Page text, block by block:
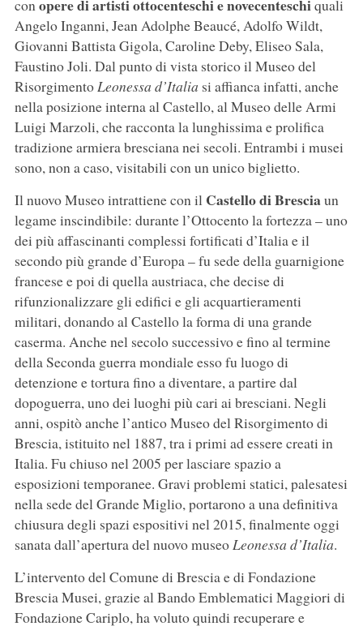
conopere di artisti ottocenteschi e novecenteschiquali
Angelo Inganni, Jean Adolphe Beaucé, Adolfo Wildt,
Giovanni Battista Gigola, Caroline Deby, Eliseo Sala,
Faustino Joli. Dal punto di vista storico il Museo del
RisorgimentoLeonessa d’Italia si affianca infatti, anche
nella posizione interna al Castello, al Museo delle Armi
Luigi Marzoli, che racconta la lunghissima e prolifica
tradizione armiera bresciana nei secoli. Entrambi i musei
sono, non a caso, visitabili con un unico biglietto.
Il nuovo Museo intrattiene con il Castello di Bresciaun
legame inscindibile: durante l’Ottocento la fortezza – uno
dei più affascinanti complessi fortificati d’Italia e il
secondo più grande d’Europa – fu sede della guarnigione
francese e poi di quella austriaca, che decise di
rifunzionalizzare gli edifici e gli acquartieramenti
militari, donando al Castello la forma di una grande
caserma. Anche nel secolo successivo e fino al termine
della Seconda guerra mondiale esso fu luogo di
detenzione e tortura fino a diventare, a partire dal
dopoguerra, uno dei luoghi più cari ai bresciani. Negli
anni, ospitò anche l’antico Museo del Risorgimento di
Brescia, istituito nel 1887, tra i primi ad essere creati in
Italia. Fu chiuso nel 2005 per lasciare spazio a
esposizioni temporanee. Gravi problemi statici, palesatesi
nella sede del Grande Miglio, portarono a una definitiva
chiusura degli spazi espositivi nel 2015, finalmente oggi
sanata dall’apertura del nuovo museoLeonessa d’Italia.
L’intervento del Comune di Brescia e di Fondazione
Brescia Musei, grazie al Bando Emblematici Maggiori di
Fondazione Cariplo, ha voluto quindi recuperare e